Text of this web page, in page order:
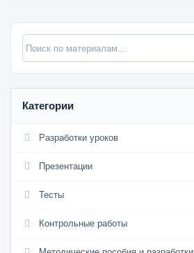
Категории
Разработки уроков
Презентации
Тесты
Контрольные работы